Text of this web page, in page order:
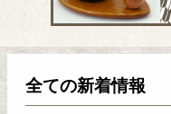
全ての新着情報